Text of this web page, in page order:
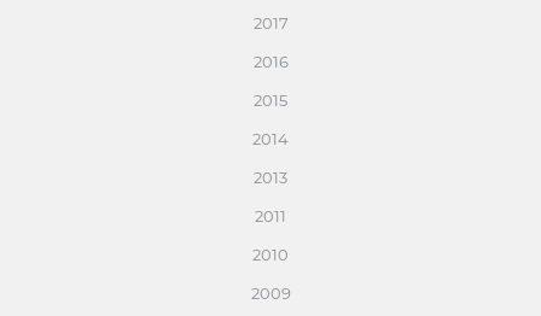
2017
2016
2015
2014
2013
2011
2010
2009